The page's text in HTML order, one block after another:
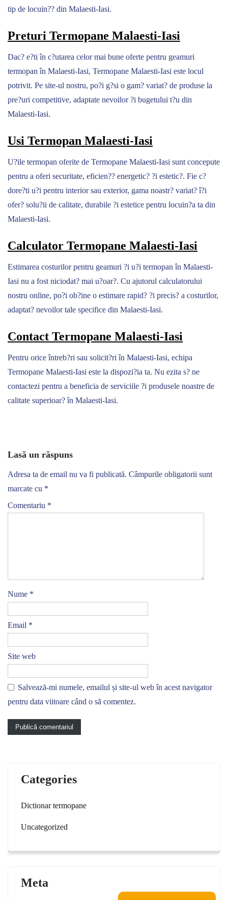
tip de locuin?? din Malaesti-Iasi.
Preturi Termopane Malaesti-Iasi
Dac? e?ti în c?utarea celor mai bune oferte pentru geamuri
termopan în Malaesti-Iasi, Termopane Malaesti-Iasi este locul
potrivit. Pe site-ul nostru, po?i g?si o gam? variat? de produse la
pre?uri competitive, adaptate nevoilor ?i bugetului t?u din
Malaesti-Iasi.
Usi Termopan Malaesti-Iasi
U?ile termopan oferite de Termopane Malaesti-Iasi sunt concepute
pentru a oferi securitate, eficien?? energetic? ?i estetic?. Fie c?
dore?ti u?i pentru interior sau exterior, gama noastr? variat? î?i
ofer? solu?ii de calitate, durabile ?i estetice pentru locuin?a ta din
Malaesti-Iasi.
Calculator Termopane Malaesti-Iasi
Estimarea costurilor pentru geamuri ?i u?i termopan în Malaesti-
Iasi nu a fost niciodat? mai u?oar?. Cu ajutorul calculatorului
nostru online, po?i ob?ine o estimare rapid? ?i precis? a costurilor,
adaptat? nevoilor tale specifice din Malaesti-Iasi.
Contact Termopane Malaesti-Iasi
Pentru orice întreb?ri sau solicit?ri în Malaesti-Iasi, echipa
Termopane Malaesti-Iasi este la dispozi?ia ta. Nu ezita s? ne
contactezi pentru a beneficia de serviciile ?i produsele noastre de
calitate superioar? în Malaesti-Iasi.
Lasă un răspuns
Adresa ta de email nu va fi publicată. Câmpurile obligatorii sunt
marcate cu *
Comentariu *
Nume *
Email *
Site web
Salvează-mi numele, emailul și site-ul web în acest navigator
pentru data viitoare când o să comentez.
Categories
Dictionar termopane
Uncategorized
Meta